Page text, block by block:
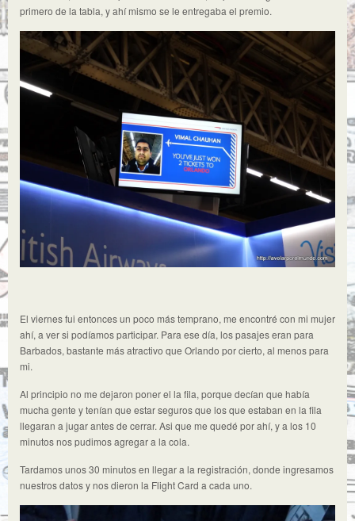
primero de la tabla, y ahí mismo se le entregaba el premio.
El viernes fui entonces un poco más temprano, me encontré con mi mujer
ahí, a ver si podíamos participar. Para ese día, los pasajes eran para
Barbados, bastante más atractivo que Orlando por cierto, al menos para
mi.
Al principio no me dejaron poner el la fila, porque decían que había
mucha gente y tenían que estar seguros que los que estaban en la fila
llegaran a jugar antes de cerrar. Asi que me quedé por ahí, y a los 10
minutos nos pudimos agregar a la cola.
Tardamos unos 30 minutos en llegar a la registración, donde ingresamos
nuestros datos y nos dieron la Flight Card a cada uno.